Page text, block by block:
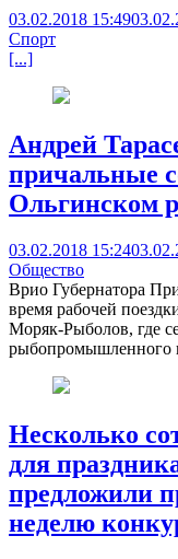
03.02.2018 15:49
Спорт
[...]
Андрей
причальные
Ольгинском
03.02.2018 15:24
Общество
Врио Губернатора
время рабочей
Моряк-Рыболов, где
рыбопромышленного
Несколько
для
предложили
неделю